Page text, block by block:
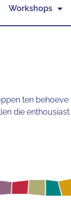
Workshops
ten
die